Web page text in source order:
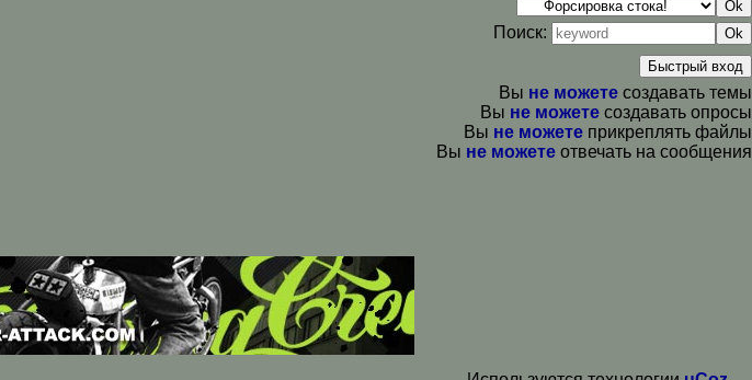
Поиск:
Вы не можете создавать темы
Вы не можете создавать опросы
Вы не можете прикреплять файлы
Вы не можете отвечать на сообщения